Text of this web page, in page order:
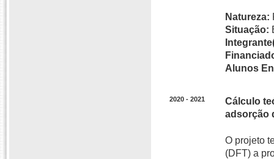
Natureza:
Situação:
Alunos
2020 - 2021
Cálculo
adsorção
O projeto
(DFT) a